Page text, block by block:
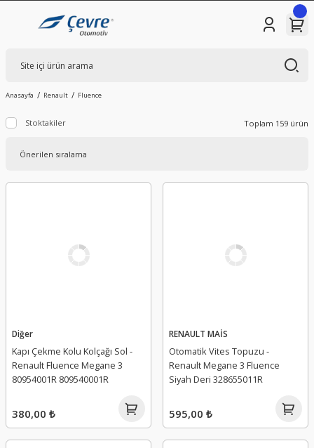
Anasayfa Renault Fluence
Stoktakiler Toplam 159 ürün
Diğer
Kapı Çekme Kolu Kolçağı Sol -
Renault Fluence Megane 3
80954001R 809540001R
380,00 ₺
RENAULT MAİS
Otomatik Vites Topuzu -
Renault Megane 3 Fluence
Siyah Deri 328655011R
595,00 ₺